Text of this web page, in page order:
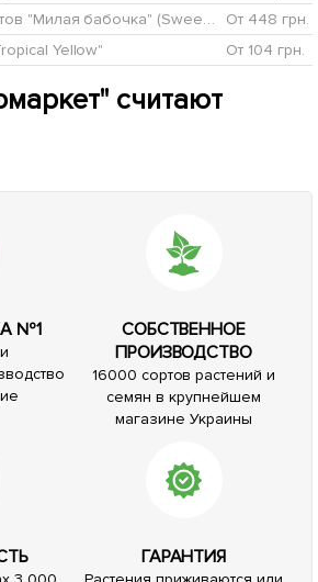
Канна, микс из 3-х сортов "Милая бабочка" (Sweetheart Butterfly) 3шт в комплекте
От 448 грн.
Yellow"
От 104 грн.
считают
№1
СОБСТВЕННОЕ
ПРОИЗВОДСТВО
16000 сортов растений и
семян в крупнейшем
магазине Украины
ГАРАНТИЯ